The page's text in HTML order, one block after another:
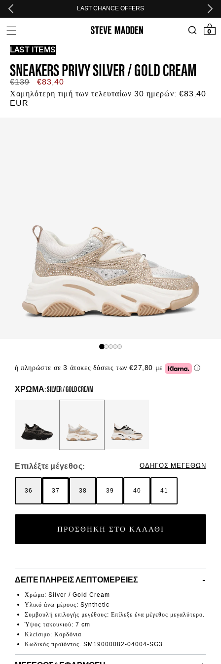
Skip to header
Skip to menu
Skip to content
Skip to footer LAST CHANCE OFFERS
0
0
LAST ITEMS
SNEAKERS PRIVY SILVER / GOLD CREAM
Κανονική
τιμή
€139
Τιμή
προσφοράς
€83,40
Χαμηλότερη τιμή των τελευταίων 30 ημερών: €83,40
EUR
ή πληρώστε σε 3 άτοκες δόσεις των €27,80 με
ⓘ
ΧΡΏΜΑ: SILVER / GOLD CREAM
Επιλέξτε μέγεθος: ΟΔΗΓΌΣ ΜΕΓΕΘΏΝ
36 37 38 39 40 41
ΠΡΟΣΘΉΚΗ ΣΤΟ ΚΑΛΆΘΙ
ΔΕΊΤΕ ΠΛΉΡΕΙΣ ΛΕΠΤΟΜΈΡΕΙΕΣ
Χρώμα: Silver / Gold Cream
Υλικό άνω μέρους: Synthetic
Συμβουλή επιλογής μεγέθους: Επίλεξε ένα μέγεθος μεγαλύτερο.
Ύψος τακουνιού: 7 cm
Κλείσιμο: Κορδόνια
Κωδικός προϊόντος: SM19000082-04004-SG3